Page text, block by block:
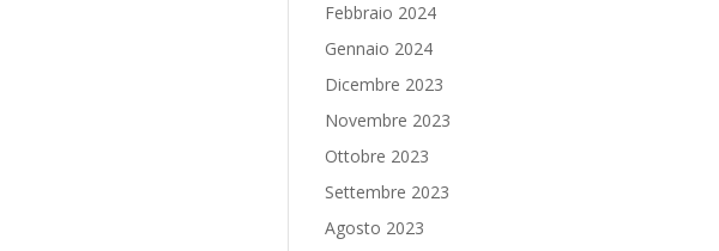
Febbraio 2024
Gennaio 2024
Dicembre 2023
Novembre 2023
Ottobre 2023
Settembre 2023
Agosto 2023